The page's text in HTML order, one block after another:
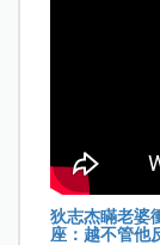
狄志杰瞞老婆
座：越不管他